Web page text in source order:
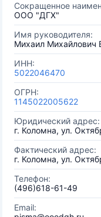
Сокращенное
ООО "ДГХ"
Имя руководителя:
Михаил Михайлович
ИНН:
5022046470
ОГРН:
1145022005622
Юридический адрес:
г. Коломна, ул.
Фактический адрес:
г. Коломна, ул.
Телефон:
(496)618-61-49
Email: